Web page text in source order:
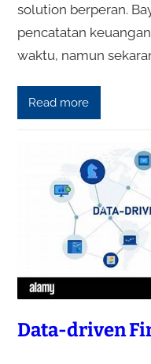
solution berperan.
pencatatan
waktu, namun
Read more
Data-driven